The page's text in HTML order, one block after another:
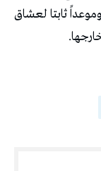
ثابتا لعشاق